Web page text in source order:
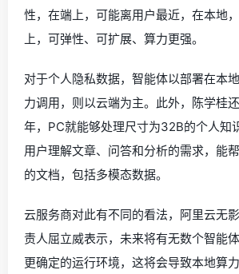
性，在端上，可能离用户最近，在本地
上，可弹性、可扩展、算力更强。
对于个人隐私数据，智能体以部署在本
力调用，则以云端为主。此外，陈学桂
年，PC就能够处理尺寸为32B的个人知
用户理解文章、问答和分析的需求，能
的文档，包括多模态数据。
云服务商对此有不同的看法，阿里云无
责人屈立威表示，未来将有无数个智能
更确定的运行环境，这将会导致本地算